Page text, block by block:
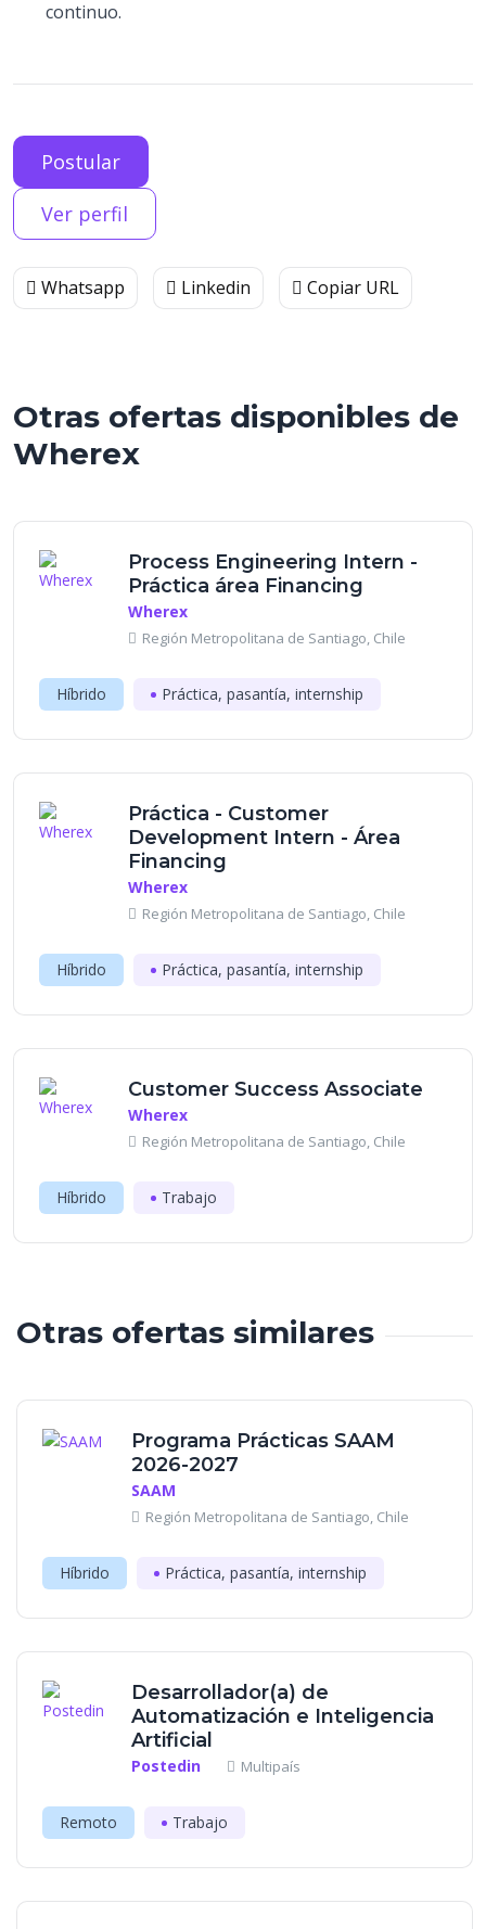
continuo.
Postular
Ver perfil
Whatsapp Linkedin Copiar URL
Otras ofertas disponibles de
Wherex
Process Engineering Intern -
Práctica área Financing
Wherex
Región Metropolitana de Santiago, Chile
Híbrido Práctica, pasantía, internship
Práctica - Customer
Development Intern - Área
Financing
Wherex
Región Metropolitana de Santiago, Chile
Híbrido Práctica, pasantía, internship
Customer Success Associate
Wherex
Región Metropolitana de Santiago, Chile
Híbrido Trabajo
Otras ofertas similares
Programa Prácticas SAAM
2026-2027
SAAM
Región Metropolitana de Santiago, Chile
Híbrido Práctica, pasantía, internship
Desarrollador(a) de
Automatización e Inteligencia
Artificial
Postedin Multipaís
Remoto Trabajo